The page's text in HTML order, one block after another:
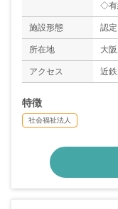
◇有
◇週
※土
施設形態 認
所在地 大
アクセス 近
特徴
社会福祉法人